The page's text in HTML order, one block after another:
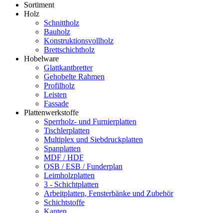
Sortiment
Holz
Schnittholz
Bauholz
Konstruktionsvollholz
Brettschichtholz
Hobelware
Glattkantbretter
Gehobelte Rahmen
Profilholz
Leisten
Fassade
Plattenwerkstoffe
Sperrholz- und Furnierplatten
Tischlerplatten
Multiplex und Siebdruckplatten
Spanplatten
MDF / HDF
OSB / ESB / Funderplan
Leimholzplatten
3 - Schichtplatten
Arbeitplatten, Fensterbänke und Zubehör
Schichtstoffe
Kanten